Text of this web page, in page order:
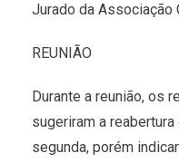
Jurado da Associação
REUNIÃO
Durante a reunião, os
sugeriram a
segunda, porém